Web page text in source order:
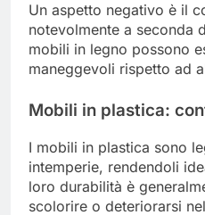
Un aspetto negativo è il
notevolmente a seconda
mobili in legno possono
maneggevoli rispetto ad
Mobili in plastica:
I mobili in plastica sono
intemperie, rendendoli
loro durabilità è
scolorire o deteriorarsi